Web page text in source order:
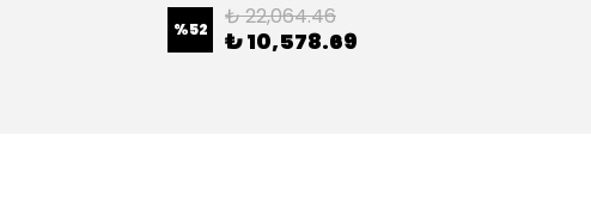
%52 ₺ 22,064.46
₺ 10,578.69